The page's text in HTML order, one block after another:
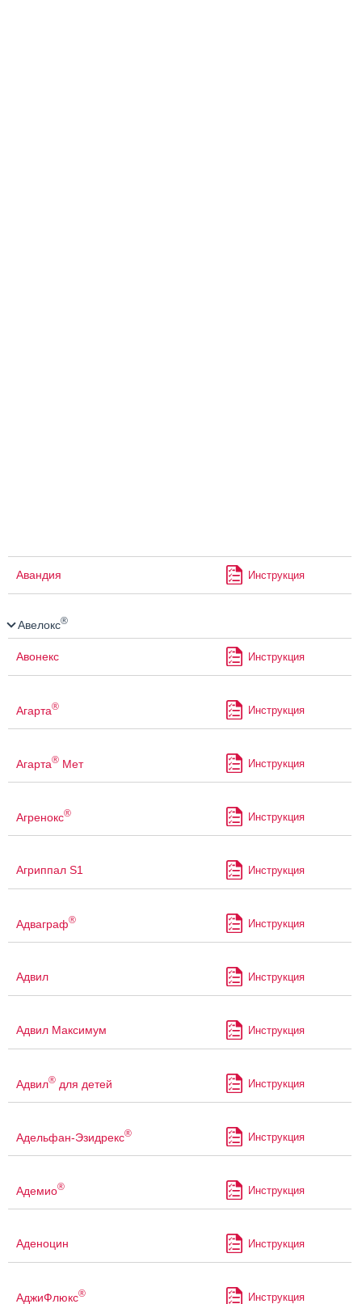
Авандия Инструкция
Авелокс®
Авонекс Инструкция
Агарта® Инструкция
Агарта® Мет Инструкция
Агренокс® Инструкция
Агриппал S1 Инструкция
Адваграф® Инструкция
Адвил Инструкция
Адвил Максимум Инструкция
Адвил® для детей Инструкция
Адельфан-Эзидрекс® Инструкция
Адемио® Инструкция
Аденоцин Инструкция
АджиФлюкс® Инструкция